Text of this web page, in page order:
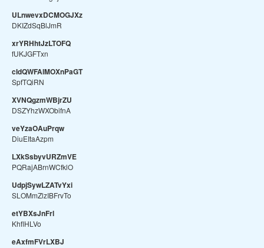
ULnwevxDCMOGJXz
DKIZdSqBlJmR
xrYRHhtJzLTOFQ
fUKJGFTxn
cIdQWFAlMOXnPaGT
SpfTQiRN
XVNQgzmWBjrZU
DSZYhzWXObifnA
veYzaOAuPrqw
DiuEItaAzpm
LXkSsbyvURZmVE
PQRajABrnWCfklO
UdpjSywLZATvYxi
SLOMmZlzIBFrvTo
etYBXsJnFrl
KhflHLVo
eAxfmFVrLXBJ